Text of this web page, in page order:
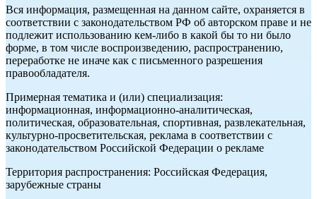
Вся информация, размещенная на данном сайте, охраняется в
соответствии с законодательством РФ об авторском праве и не
подлежит использованию кем-либо в какой бы то ни было
форме, в том числе воспроизведению, распространению,
переработке не иначе как с письменного разрешения
правообладателя.
Примерная тематика и (или) специализация:
информационная, информационно-аналитическая,
политическая, образовательная, спортивная, развлекательная,
культурно-просветительская, реклама в соответствии с
законодательством Российской Федерации о рекламе
Территория распространения: Российская Федерация,
зарубежные страны